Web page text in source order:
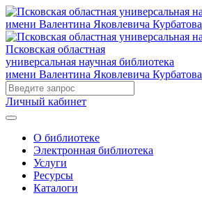
Псковская областная
универсальная научная библиотека
имени Валентина Яковлевича Курбатова
Личный кабинет
О библиотеке
Электронная библиотека
Услуги
Ресурсы
Каталоги